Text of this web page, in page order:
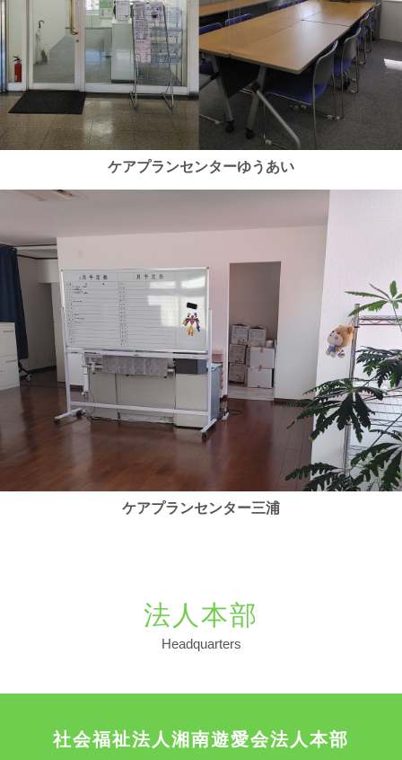
ケアプランセンターゆうあい
ケアプランセンター三浦
法人本部
Headquarters
社会福祉法人湘南遊愛会法人本部